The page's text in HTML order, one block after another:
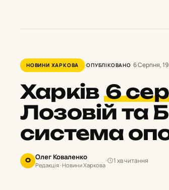
НОВИНИ ХАРКОВА ОПУБЛІКОВАНО 6 Серпня,
Харків 6
Лозовій та
система
О Олег Коваленко
Редакція · Новини Харкова
1 хв читання